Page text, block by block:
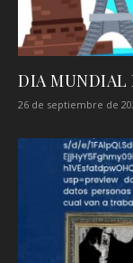
DIA MUNDIAL
26 de septiembre de